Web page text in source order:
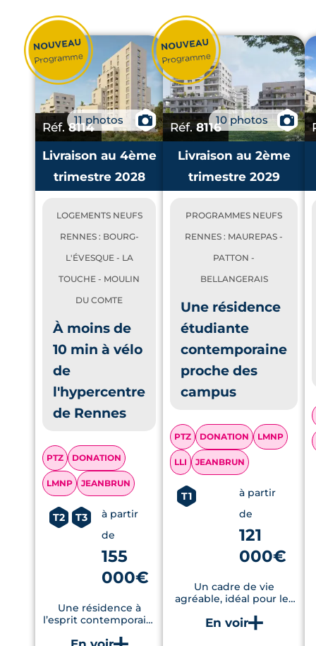
Réf.8114
11 photos 📷
Livraison au 4ème
trimestre 2028
LOGEMENTS NEUFS
RENNES : BOURG-
L'ÉVESQUE - LA
TOUCHE - MOULIN
DU COMTE
À moins de
10 min à vélo
de
l'hypercentre
de Rennes
PTZ DONATION
LMNP JEANBRUN
T2 T3
à partir
de
155
000€
Une résidence à
l’esprit contemporain,
Réf.8116
10 photos 📷
Livraison au 2ème
trimestre 2029
PROGRAMMES NEUFS
RENNES : MAUREPAS -
PATTON -
BELLANGERAIS
Une résidence
étudiante
contemporaine
proche des
campus
PTZ DONATION LMNP
LLI JEANBRUN
T1
à partir
de
121
000€
Un cadre de vie
agréable, idéal pour les